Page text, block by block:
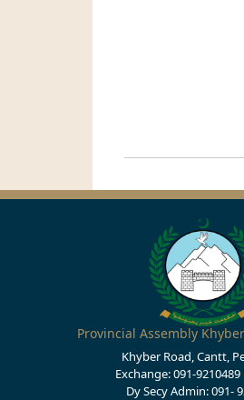
Provincial Assembly
Khyber Road, Cantt,
Exchange: 091-9210489
Dy Secy Admin: 091-